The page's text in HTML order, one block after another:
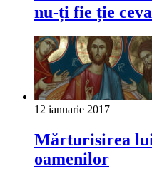
nu-ți fie ție
12 ianuarie 2017
Mărturisirea
oamenilor